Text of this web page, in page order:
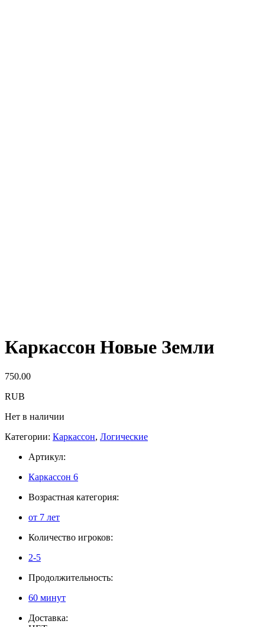
Каркассон Новые Земли
750.00
RUB
Нет в наличии
Категории: Каркассон, Логические
Артикул:
Каркассон 6
Возрастная категория:
от 7 лет
Количество игроков:
2-5
Продолжительность:
60 минут
Доставка: